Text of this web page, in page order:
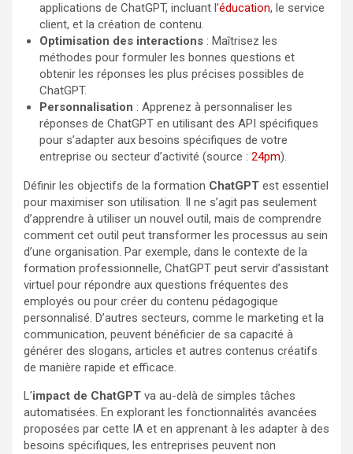
applications de ChatGPT, incluant l’éducation, le service
client, et la création de contenu.
Optimisation des interactions : Maîtrisez les
méthodes pour formuler les bonnes questions et
obtenir les réponses les plus précises possibles de
ChatGPT.
Personnalisation : Apprenez à personnaliser les
réponses de ChatGPT en utilisant des API spécifiques
pour s’adapter aux besoins spécifiques de votre
entreprise ou secteur d’activité (source : 24pm).
Définir les objectifs de la formation ChatGPT est essentiel
pour maximiser son utilisation. Il ne s’agit pas seulement
d’apprendre à utiliser un nouvel outil, mais de comprendre
comment cet outil peut transformer les processus au sein
d’une organisation. Par exemple, dans le contexte de la
formation professionnelle, ChatGPT peut servir d’assistant
virtuel pour répondre aux questions fréquentes des
employés ou pour créer du contenu pédagogique
personnalisé. D’autres secteurs, comme le marketing et la
communication, peuvent bénéficier de sa capacité à
générer des slogans, articles et autres contenus créatifs
de manière rapide et efficace.
L’impact de ChatGPT va au-delà de simples tâches
automatisées. En explorant les fonctionnalités avancées
proposées par cette IA et en apprenant à les adapter à des
besoins spécifiques, les entreprises peuvent non